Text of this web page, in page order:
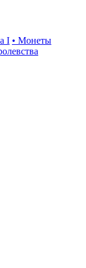
I • Монеты